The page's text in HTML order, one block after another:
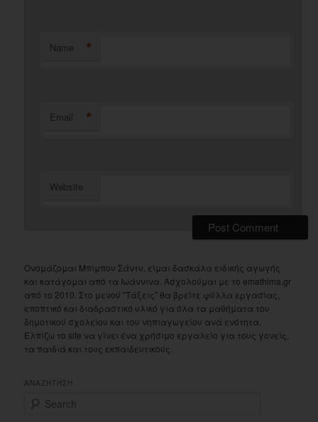
Name *
Email *
Website
Ονομάζομαι Μπίμπου Σάντυ, είμαι δασκάλα ειδικής αγωγής
και κατάγομαι από τα Ιωάννινα. Ασχολούμαι με το emathima.gr
από το 2010. Στο μενού "Τάξεις" θα βρείτε φύλλα εργασίας,
εποπτικό και διαδραστικό υλικό για όλα τα μαθήματα του
δημοτικού σχολείου και του νηπιαγωγείου ανά ενότητα.
Ελπίζω το site να γίνει ένα χρήσιμο εργαλείο για τους γονείς,
τα παιδιά και τους εκπαιδευτικούς.
ΑΝΑΖΗΤΗΣΗ